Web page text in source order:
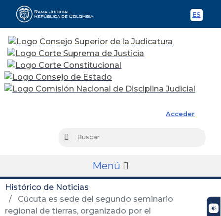
ES
Acceder
Buscar
Menú
Histórico de Noticias
Cúcuta es sede del segundo seminario
regional de tierras, organizado por el